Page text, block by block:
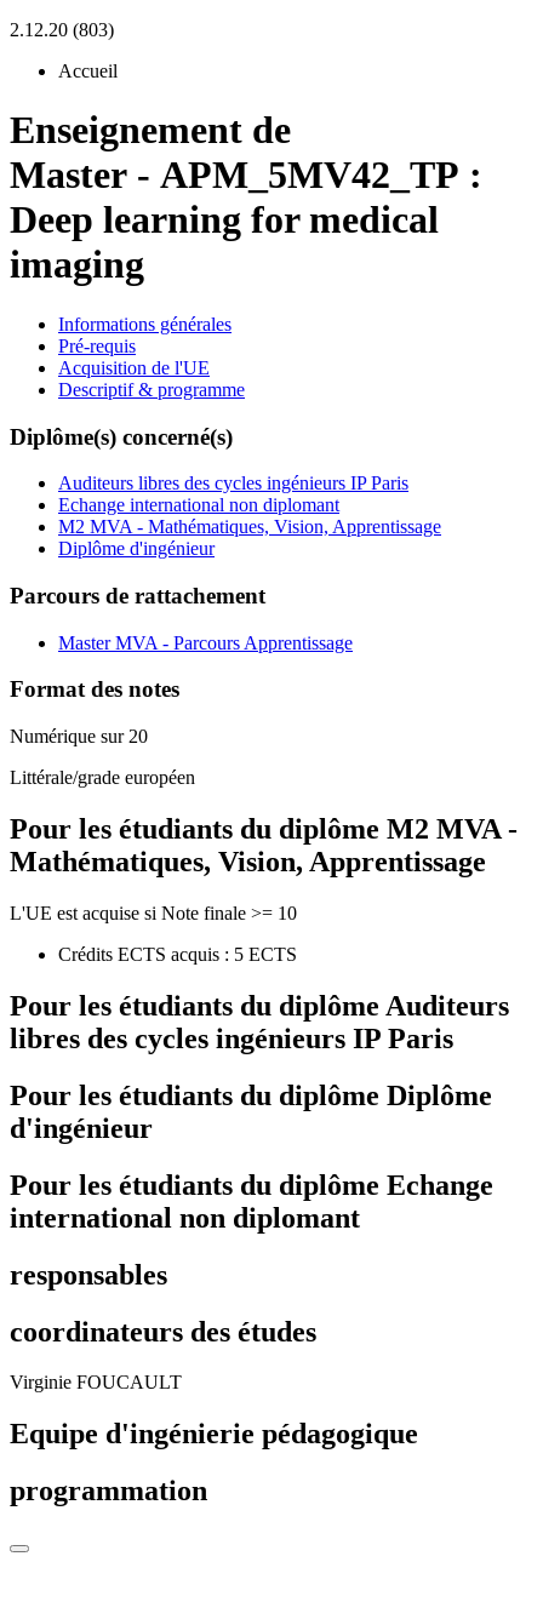
2.12.20 (803)
Accueil
Enseignement de
Master - APM_5MV42_TP :
Deep learning for medical
imaging
Informations générales
Pré-requis
Acquisition de l'UE
Descriptif & programme
Diplôme(s) concerné(s)
Auditeurs libres des cycles ingénieurs IP Paris
Echange international non diplomant
M2 MVA - Mathématiques, Vision, Apprentissage
Diplôme d'ingénieur
Parcours de rattachement
Master MVA - Parcours Apprentissage
Format des notes
Numérique sur 20
Littérale/grade européen
Pour les étudiants du diplôme M2 MVA -
Mathématiques, Vision, Apprentissage
L'UE est acquise si Note finale >= 10
Crédits ECTS acquis : 5 ECTS
Pour les étudiants du diplôme Auditeurs
libres des cycles ingénieurs IP Paris
Pour les étudiants du diplôme Diplôme
d'ingénieur
Pour les étudiants du diplôme Echange
international non diplomant
responsables
coordinateurs des études
Virginie FOUCAULT
Equipe d'ingénierie pédagogique
programmation